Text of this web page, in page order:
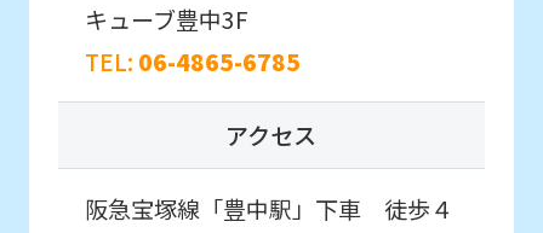
キューブ豊中3F
TEL: 06-4865-6785
アクセス
阪急宝塚線「豊中駅」下車 徒歩４
not
be
an
accurate